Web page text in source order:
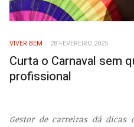
VIVER BEM 28 FEVEREIRO 2025
Curta o Carnaval sem
profissional
Gestor de carreiras dá dicas